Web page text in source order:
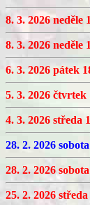
8. 3. 2026 neděle
8. 3. 2026 neděle
6. 3. 2026 pátek
5. 3. 2026 čtvrtek
4. 3. 2026 středa
28. 2. 2026
28. 2. 2026
25. 2. 2026 středa